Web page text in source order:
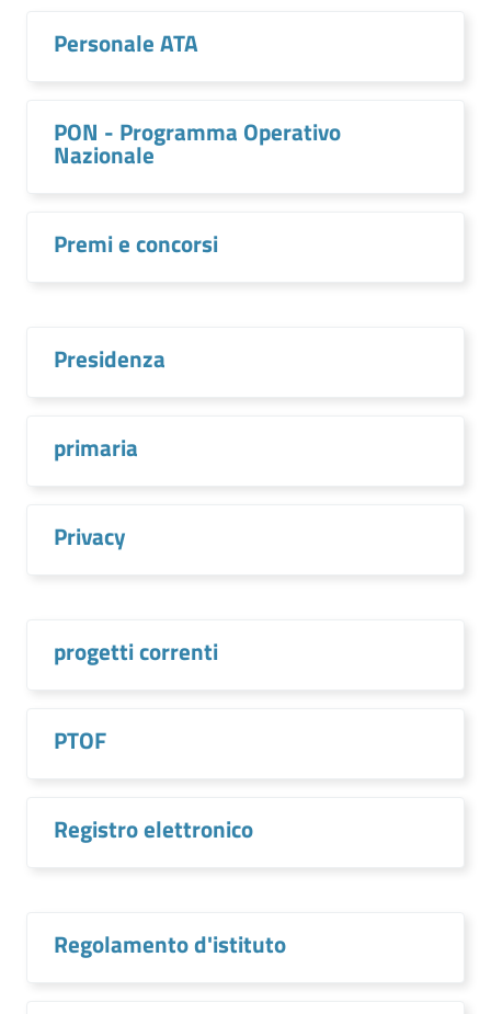
Personale ATA
PON - Programma Operativo
Nazionale
Premi e concorsi
Presidenza
primaria
Privacy
progetti correnti
PTOF
Registro elettronico
Regolamento d'istituto